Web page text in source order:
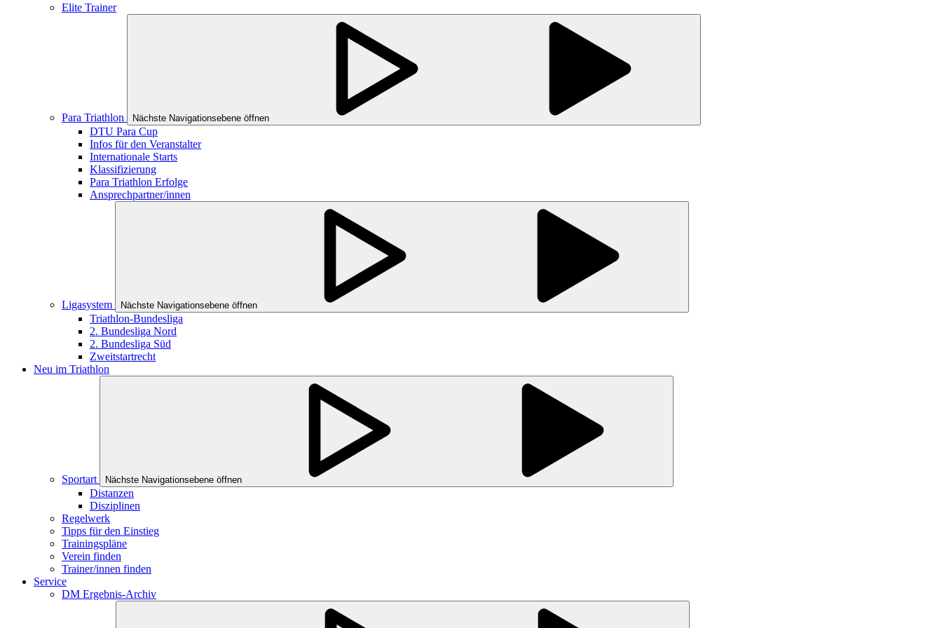
Elite Trainer
Para Triathlon Nächste Navigationsebene öffnen
DTU Para Cup
Infos für den Veranstalter
Internationale Starts
Klassifizierung
Para Triathlon Erfolge
Ansprechpartner/innen
Ligasystem Nächste Navigationsebene öffnen
Triathlon-Bundesliga
2. Bundesliga Nord
2. Bundesliga Süd
Zweitstartrecht
Neu im Triathlon
Sportart Nächste Navigationsebene öffnen
Distanzen
Disziplinen
Regelwerk
Tipps für den Einstieg
Trainingspläne
Verein finden
Trainer/innen finden
Service
DM Ergebnis-Archiv